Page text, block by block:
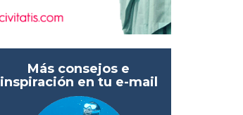
Más consejos e
inspiración en tu e-mail